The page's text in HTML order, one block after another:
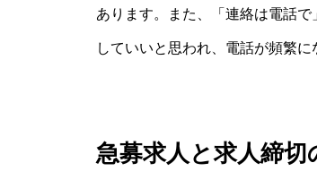
あります。また、「連絡は電話
していいと思われ、電話が頻繁に
急募求人と求人締切